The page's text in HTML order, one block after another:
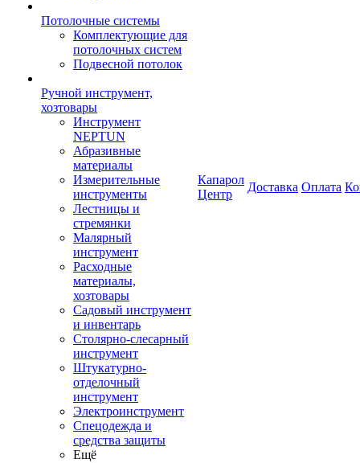
Потолочные системы
Комплектующие для
потолочных систем
Подвесной потолок
Ручной инструмент,
хозтовары
Инструмент
NEPTUN
Абразивные
материалы
Измерительные
инструменты
Лестницы и
стремянки
Малярный
инструмент
Расходные
материалы,
хозтовары
Садовый инструмент
и инвентарь
Столярно-слесарный
инструмент
Штукатурно-
отделочный
инструмент
Электроинструмент
Спецодежда и
средства защиты
Ещё
Капарол
Центр
Доставка Оплата